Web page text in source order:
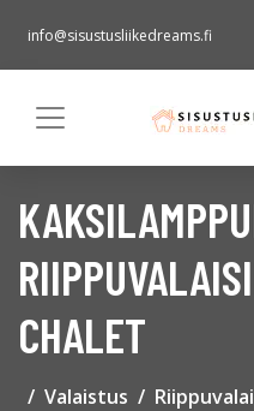
info@sisustusliikedreams.fi
CHALET
Valaistus